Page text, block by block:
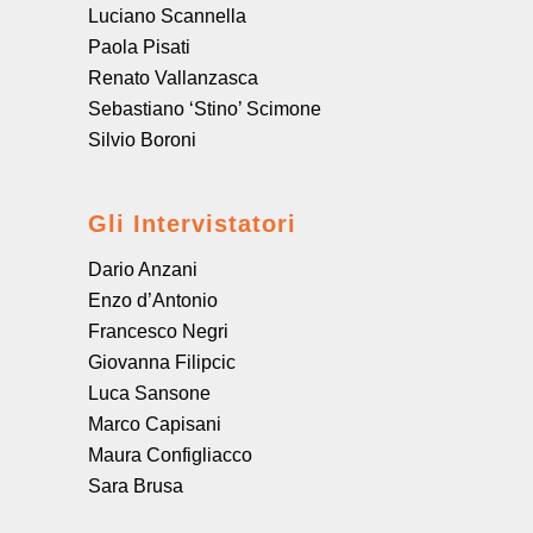
Luciano Scannella
Paola Pisati
Renato Vallanzasca
Sebastiano ‘Stino’ Scimone
Silvio Boroni
Gli Intervistatori
Dario Anzani
Enzo d’Antonio
Francesco Negri
Giovanna Filipcic
Luca Sansone
Marco Capisani
Maura Configliacco
Sara Brusa